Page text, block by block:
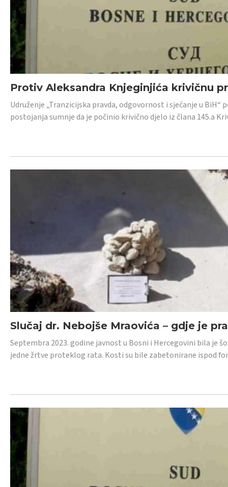
Protiv Aleksandra Knjeginjića krivičnu
Udruženje „Tranzicijska pravda, odgovornost i sjećanje u
postojanja sumnje da je počinio krivično djelo iz člana 145.a
Slučaj dr. Nebojše Mraovića – gdje je
Septembra 2023. godine javnost u Bosni i Hercegovini bila je
jedne žrtve proteklog rata. Kosti su bile zabetonirane ispod